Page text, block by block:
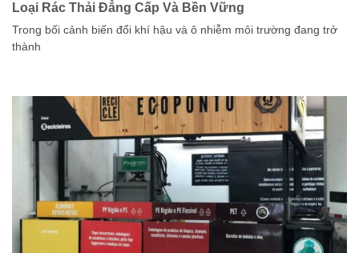
Loại Rác Thải Đẳng Cấp Và Bền Vững
Trong bối cảnh biến đổi khí hậu và ô nhiễm môi trường đang trở
thành